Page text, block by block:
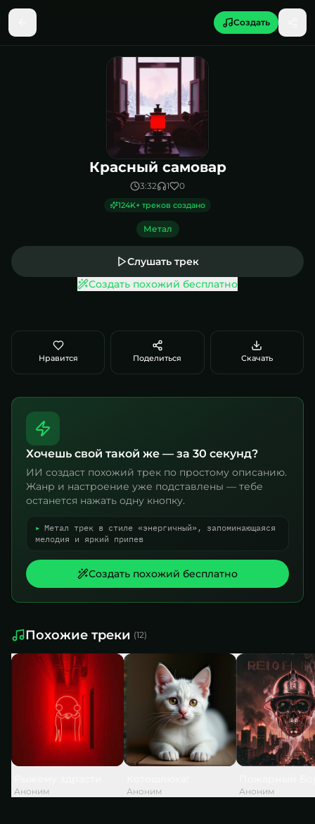
Песня Красный самовар
Создать
Красный самовар
3:32 1 0
124K+ треков создано
Метал
Слушать трек
Создать похожий бесплатно
Нравится Поделиться Скачать
Хочешь свой такой же — за 30 секунд?
ИИ создаст похожий трек по простому описанию.
Жанр и настроение уже подставлены — тебе
останется нажать одну кнопку.
▸ Метал трек в стиле «энергичный», запоминающаяся
мелодия и яркий припев
Создать похожий бесплатно
Похожие треки (12)
Аноним Аноним Аноним